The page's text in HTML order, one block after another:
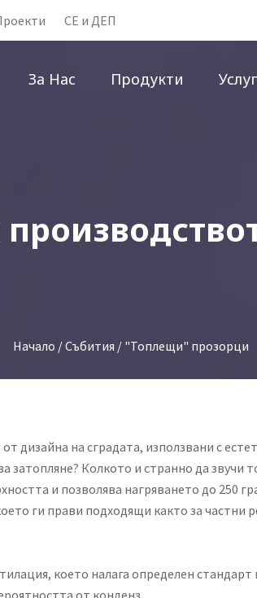
CE и ДЕП
За Нас Продукти
Начало /Събития / "Топлещи" прозорци
дизайна на сградата, използвани с
затопляне? Колкото и странно да звучи
и позволява нагряването до 250
ги прави подходящи както за
което налага определен
от конденз.